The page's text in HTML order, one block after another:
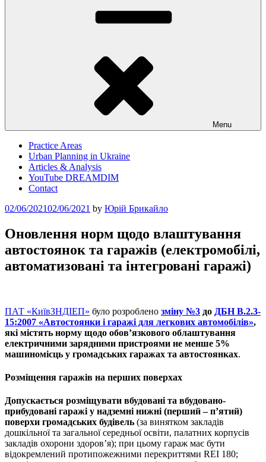
Menu
Practice Areas
Urban Planning in Ukraine
Articles & Analysis
YouTube DREAMDIM
Contact
Posted
02/06/202102/06/2021 by Юрій Брикайло
Оновлення норм щодо влаштування
автостоянок та гаражів (електромобілі,
автоматизовані та інтегровані гаражі)
ПАТ «КиївЗНДІЕП» було розроблено зміну №3 до ДБН В.2.3-
15:2007 «Автостоянки і гаражі для легкових автомобілів»,
які містять норму щодо обов’язкового облаштування
електричними зарядними пристроями не менше 5%
машиномісць у громадських гаражах та автостоянках.
Розміщення гаражів на перших поверхах
Допускається розміщувати вбудовані та вбудовано-
прибудовані гаражі у надземні нижні (перший – п’ятий)
поверхи громадських будівель (за винятком закладів
дошкільної та загальної середньої освіти, палатних корпусів
закладів охорони здоров’я); при цьому гараж має бути
відокремлений протипожежними перекриттями REI 180;